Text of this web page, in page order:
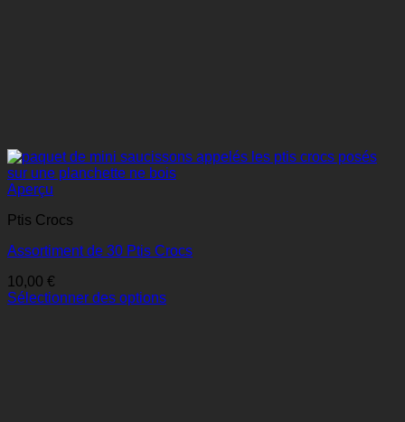
Aperçu
Ptis Crocs
Assortiment de 30 Ptis Crocs
10,00 €
Sélectionner des options